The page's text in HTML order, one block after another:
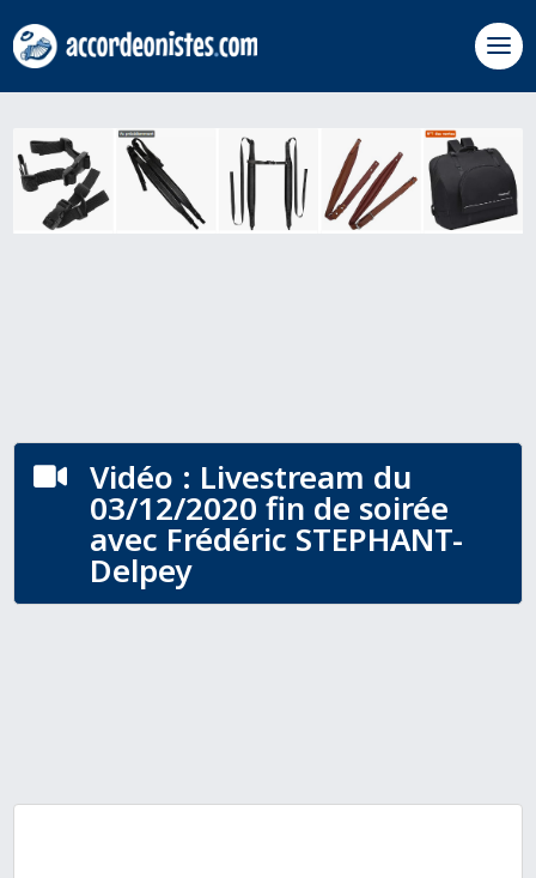
 Vidéo : Livestream du
03/12/2020 fin de soirée
avec Frédéric STEPHANT-
Delpey